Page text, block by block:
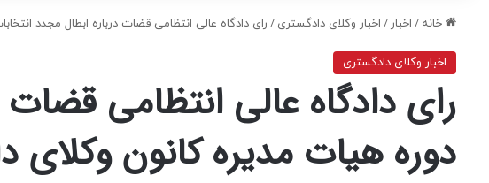
خانه / اخبار / اخبار وکلای دادگستری / رای دادگاه عالی انتظامی قضات درباره ابطال مجدد
اخبار وکلای دادگستری
رای دادگاه عالی انتظامی
دوره هیات مدیره کانون وکلای